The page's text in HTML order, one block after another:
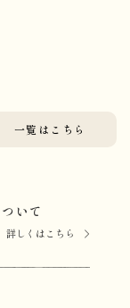
一覧はこちら
いて
詳しくはこちら